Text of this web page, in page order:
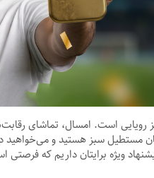
جوایز رویایی است. امسال،
مستطیل سبز هستید و می‌خواهید
ویژه برایتان داریم که